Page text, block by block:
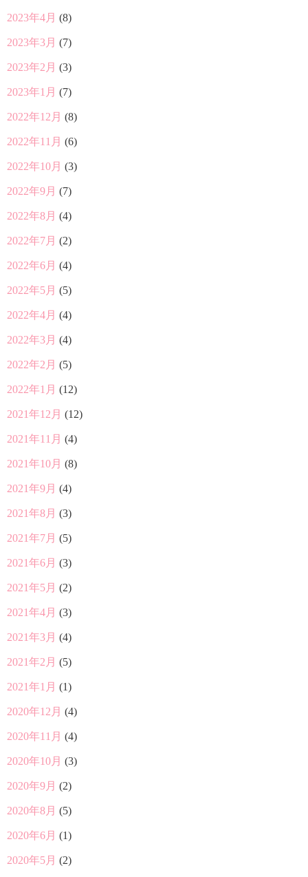
2023年4月 (8)
2023年3月 (7)
2023年2月 (3)
2023年1月 (7)
2022年12月 (8)
2022年11月 (6)
2022年10月 (3)
2022年9月 (7)
2022年8月 (4)
2022年7月 (2)
2022年6月 (4)
2022年5月 (5)
2022年4月 (4)
2022年3月 (4)
2022年2月 (5)
2022年1月 (12)
2021年12月 (12)
2021年11月 (4)
2021年10月 (8)
2021年9月 (4)
2021年8月 (3)
2021年7月 (5)
2021年6月 (3)
2021年5月 (2)
2021年4月 (3)
2021年3月 (4)
2021年2月 (5)
2021年1月 (1)
2020年12月 (4)
2020年11月 (4)
2020年10月 (3)
2020年9月 (2)
2020年8月 (5)
2020年6月 (1)
2020年5月 (2)